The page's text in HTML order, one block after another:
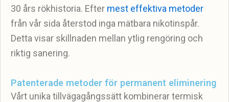
30 års rökhistoria. Efter mest effektiva metoder
från vår sida återstod inga mätbara nikotinspår.
Detta visar skillnaden mellan ytlig rengöring och
riktig sanering.
Patenterade metoder för permanent eliminering
Vårt unika tillvägagångssätt kombinerar termisk